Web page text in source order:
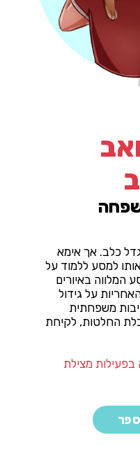
כלב. אך אימא
למסע ללמוד על
המלווה באיורים
על גידול
משפחתית
החלטות, לקיחת
מצילת